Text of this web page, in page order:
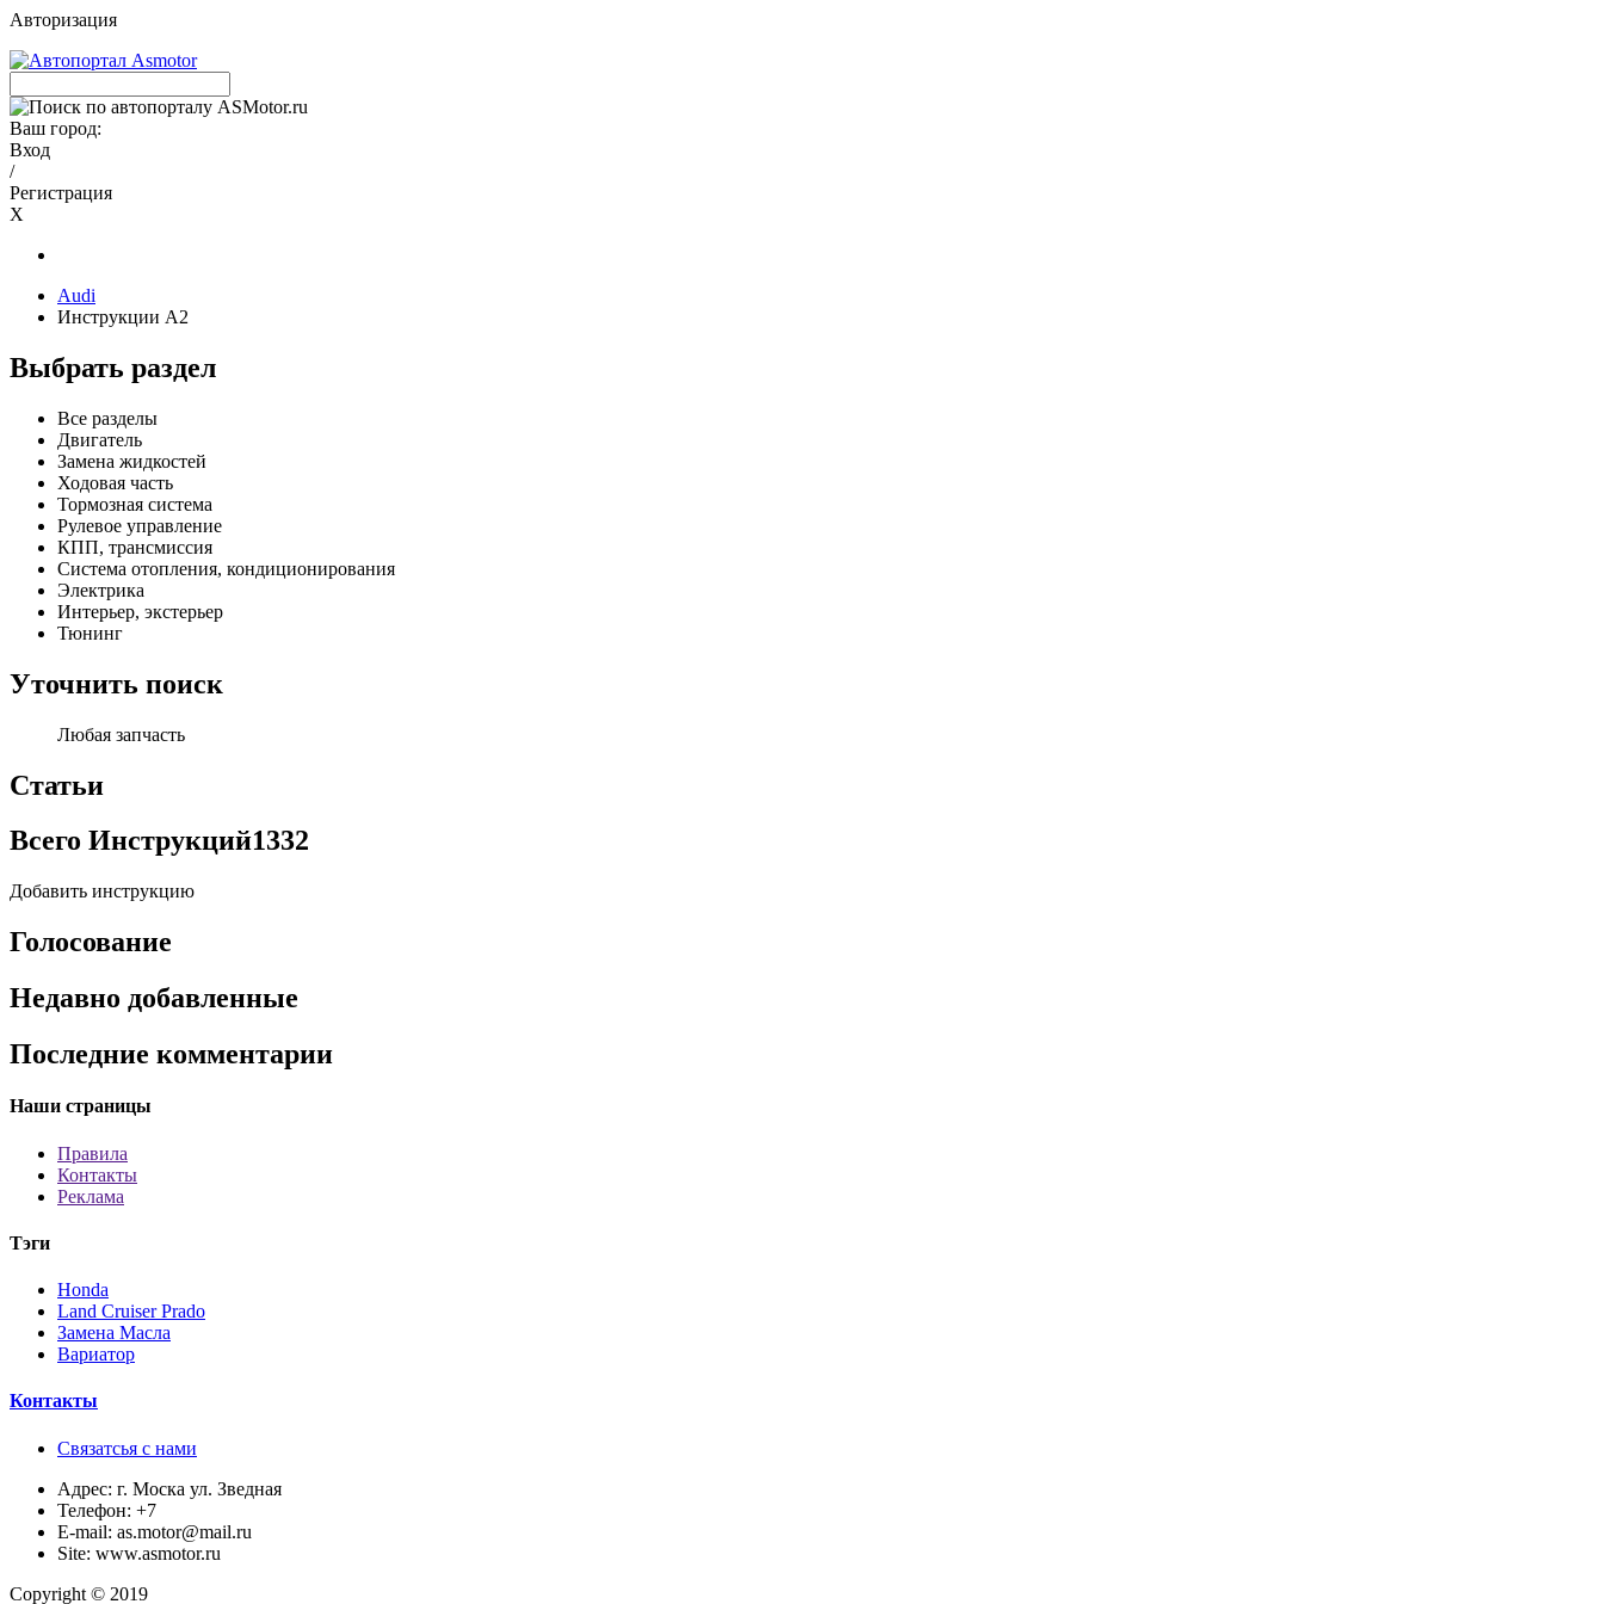
Авторизация
Ваш город:
Вход
/
Регистрация
X
Audi
Инструкции A2
Выбрать раздел
Все разделы
Двигатель
Замена жидкостей
Ходовая часть
Тормозная система
Рулевое управление
КПП, трансмиссия
Система отопления, кондиционирования
Электрика
Интерьер, экстерьер
Тюнинг
Уточнить поиск
Любая запчасть
Статьи
Всего Инструкций1332
Добавить инструкцию
Голосование
Недавно добавленные
Последние комментарии
Наши страницы
Правила
Контакты
Реклама
Тэги
Honda
Land Cruiser Prado
Замена Масла
Вариатор
Контакты
Связатсья с нами
Адрес: г. Моска ул. Зведная
Телефон: +7
E-mail: as.motor@mail.ru
Site: www.asmotor.ru
Copyright © 2019